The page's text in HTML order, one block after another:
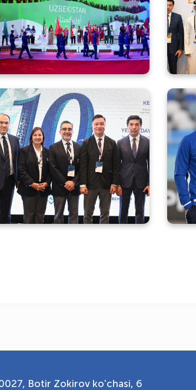
yoshlar oʻyinlariga rasman
start berildi
“Sport tibbiyoti: kecha,
bugun, ertaga” xalqaro
anjumani ish boshladi
Botir Zokirov ko'chasi, 6
Onlayn